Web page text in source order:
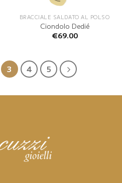
BRACCIALE SALDATO AL POLSO
Ciondolo Dedié
€69.00
3 4 5